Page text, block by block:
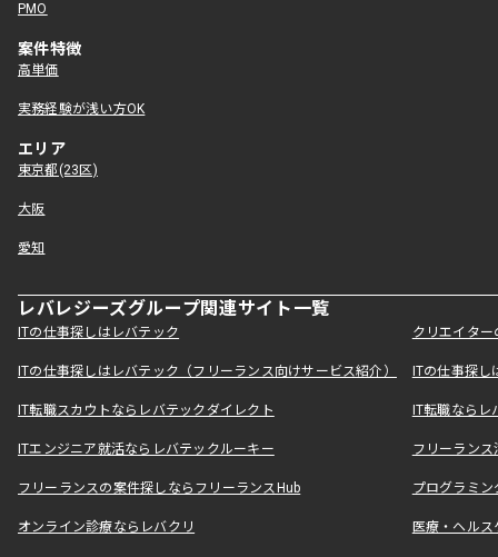
PMO
案件特徴
高単価
実務経験が浅い方OK
エリア
東京都(23区)
大阪
愛知
レバレジーズグループ関連サイト一覧
ITの仕事探しはレバテック クリエイタ
ITの仕事探しはレバテック（フリーランス向けサービス紹介） ITの仕事探
IT転職スカウトならレバテックダイレクト IT転職なら
ITエンジニア就活ならレバテックルーキー フリーラン
フリーランスの案件探しならフリーランスHub プログラミ
オンライン診療ならレバクリ 医療・ヘル